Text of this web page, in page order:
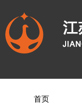
首页